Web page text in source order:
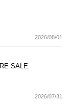
2026/08/01
SALE
2026/07/31